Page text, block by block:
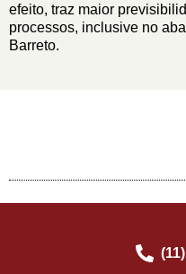
efeito, traz maior
processos, inclusive no
Barreto.